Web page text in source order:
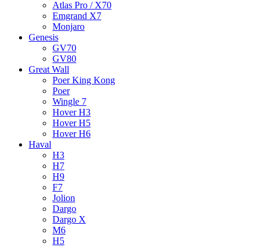
Atlas Pro / X70
Emgrand X7
Monjaro
Genesis
GV70
GV80
Great Wall
Poer King Kong
Poer
Wingle 7
Hover H3
Hover H5
Hover H6
Haval
H3
H7
H9
F7
Jolion
Dargo
Dargo X
M6
H5